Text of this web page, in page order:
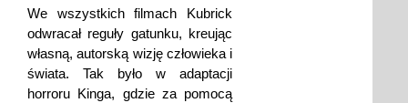
We wszystkich filmach Kubrick
odwracał reguły gatunku, kreując
własną, autorską wizję człowieka i
świata. Tak było w adaptacji
horroru Kinga, gdzie za pomocą